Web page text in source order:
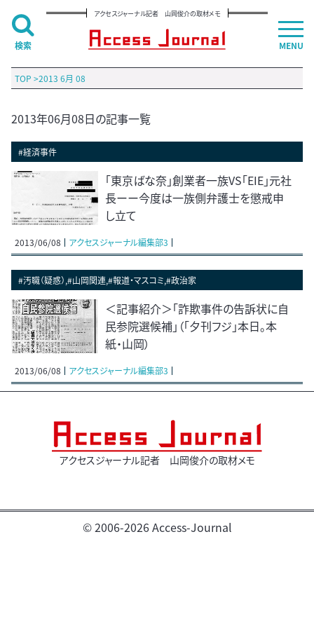
アクセスジャーナル記者 山岡俊介の取材メモ
TOP >2013 6月 08
2013年06月08日の記事一覧
#経済事件
「東京ばな奈」創業者一族VS「EIE」元社
長ーー今度は一族側弁護士を懲戒申
し立て
2013/06/08 アクセスジャーナル編集部3
#汚職（疑惑）,#山岡関連,#報道・マスコミ,#政治家
＜記事紹介＞「詐欺事件の告訴状に自
民参院選候補」（「夕刊フジ」本日。本
紙・山岡）
2013/06/08 アクセスジャーナル編集部3
アクセスジャーナル記者 山岡俊介の取材メモ
© 2006-2026 Access-Journal
MENU
検索